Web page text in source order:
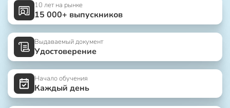
10 лет на рынке
15 000+ выпускников
Выдаваемый документ
Удостоверение
Начало обучения
Каждый день